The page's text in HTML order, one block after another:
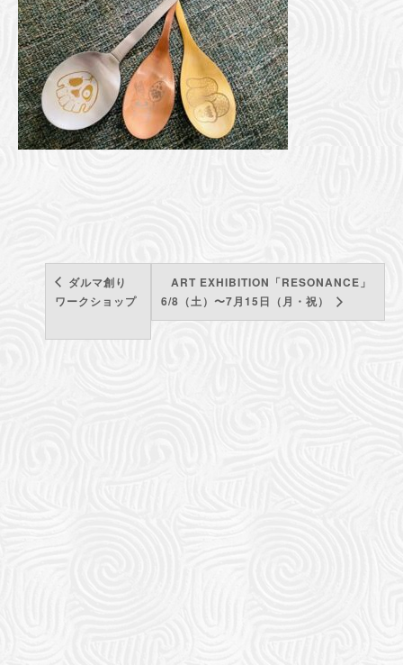
ダルマ創り
ワークショップ
ART EXHIBITION「RESONANCE」
6/8（土）〜7月15日（月・祝）